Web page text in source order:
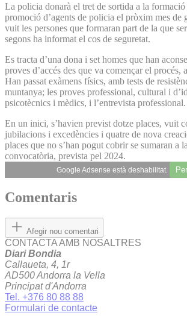
La policia donarà el tret de sortida a la formació
promoció d’agents de policia el pròxim mes de
vuit les persones que formaran part de la que
segons ha informat el cos de seguretat.
Es tracta d’una dona i set homes que han
proves d’accés des que va començar el procés,
Han passat exàmens físics, amb tests de
muntanya; les proves professional, cultural i
psicotècnics i mèdics, i l’entrevista professional.
En un inici, s’havien previst dotze places, vuit
jubilacions i excedències i quatre de nova
places que no s’han pogut cobrir se sumaran a
convocatòria, prevista pel 2024.
Google Adsense està deshabilitat.
Comentaris
Afegir nou comentari
CONTACTA AMB NOSALTRES
Diari Bondia
Callaueta, 4, 1r
AD500 Andorra la Vella
Principat d'Andorra
Tel. +376 80 88 88
Formulari de contacte